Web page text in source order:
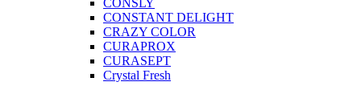
CONSLY
CONSTANT DELIGHT
CRAZY COLOR
CURAPROX
CURASEPT
Crystal Fresh